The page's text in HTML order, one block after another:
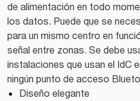
de alimentación en todo
los datos. Puede que se
para un mismo centro en
señal entre zonas. Se debe
instalaciones que usan el IdC
ningún punto de acceso
Diseño elegante